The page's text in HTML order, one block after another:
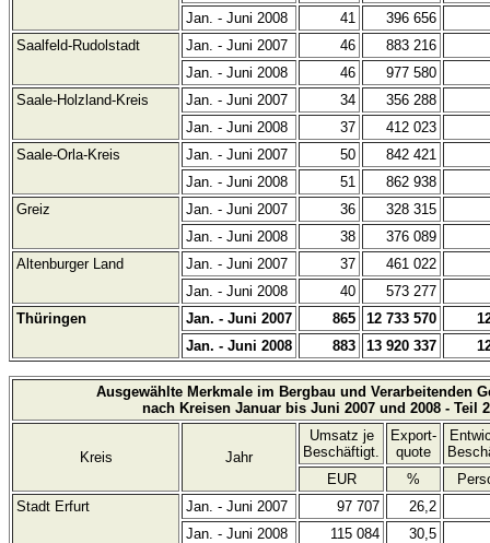
Jan. - Juni 2008
41
396 656
Saalfeld-Rudolstadt
Jan. - Juni 2007 46
883 216
Jan. - Juni 2008
46
977 580
Saale-Holzland-Kreis
Jan. - Juni 2007 34
356 288
Jan. - Juni 2008
37
412 023
Saale-Orla-Kreis
Jan. - Juni 2007 50
842 421
Jan. - Juni 2008
51
862 938
Greiz
Jan. - Juni 2007 36
328 315
Jan. - Juni 2008
38
376 089
Altenburger Land
Jan. - Juni 2007 37
461 022
Jan. - Juni 2008
40
573 277
Thüringen
Jan. - Juni 2007 865 12 733 570
Jan. - Juni 2008
883 13 920 337
Ausgewählte Merkmale im Bergbau und Verarbeitenden
nach Kreisen Januar bis Juni 2007 und 2008 - Teil 2
Kreis Jahr
Umsatz je
Beschäftigt.
Export-
quote
EUR
%
Stadt Erfurt
Jan. - Juni 2007 97 707
26,2
Jan. - Juni 2008
115 084
30,5